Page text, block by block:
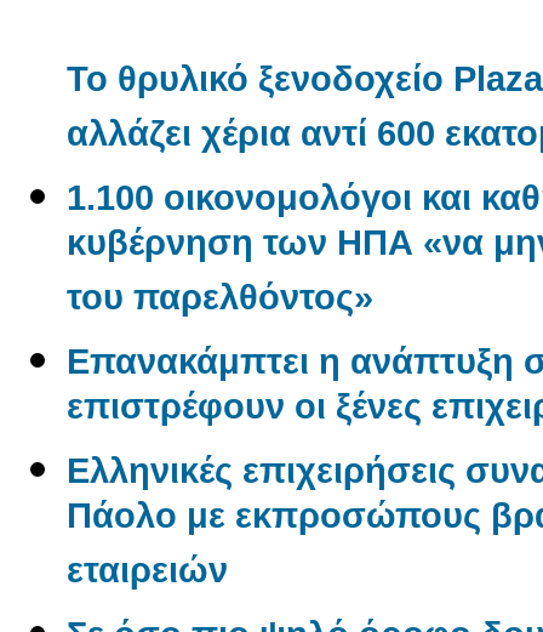
To θρυλικό ξενοδοχείο
αλλάζει χέρια αντί 600
1.100 οικονομολόγοι και
κυβέρνηση των ΗΠΑ «να
του παρελθόντος»
Επανακάμπτει η ανάπτυξη
επιστρέφουν οι ξένες
Ελληνικές επιχειρήσεις
Πάολο με εκπροσώπους
εταιρειών